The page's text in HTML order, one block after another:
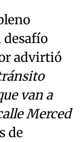
desafío
advirtió
van a
Merced
de